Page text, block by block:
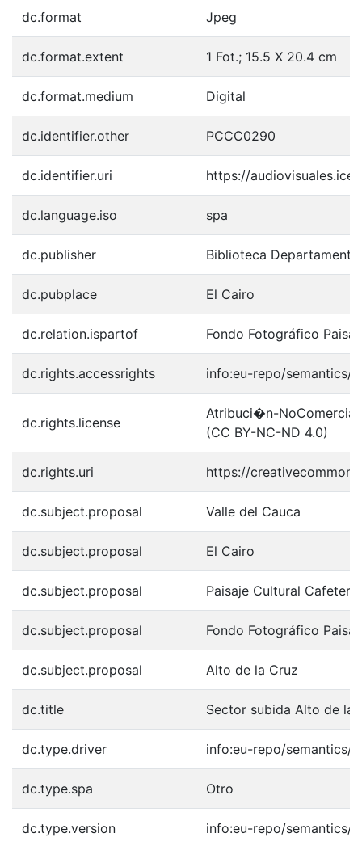
dc.format Jpeg
dc.format.extent 1 Fot.; 15.5 X 20.4 cm
dc.format.medium Digital
dc.identifier.other PCCC0290
dc.identifier.uri https://
dc.language.iso spa
dc.publisher Biblioteca
dc.pubplace El Cairo
dc.relation.ispartof Fondo Fotográfico
dc.rights.accessrights info:eu-repo/semantics/
dc.rights.license
Atribuci�n-
(CC BY-NC-ND 4.0)
dc.rights.uri https://
dc.subject.proposal Valle del Cauca
dc.subject.proposal El Cairo
dc.subject.proposal Paisaje Cultural
dc.subject.proposal Fondo Fotográfico
dc.subject.proposal Alto de la Cruz
dc.title Sector subida Alto de la
dc.type.driver info:eu-repo/semantics/
dc.type.spa Otro
dc.type.version info:eu-repo/semantics/